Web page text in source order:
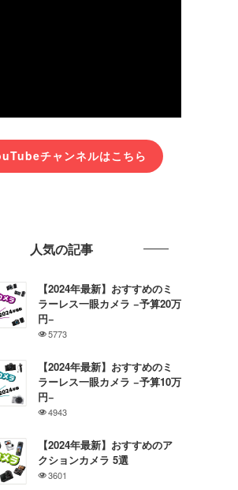
チャンネルはこちら
人気の記事
【2024年最新】おすすめのミ
ラーレス一眼カメラ −予算20万
円−
5773
【2024年最新】おすすめのミ
ラーレス一眼カメラ −予算10万
円−
4943
【2024年最新】おすすめのア
クションカメラ 5選
3601